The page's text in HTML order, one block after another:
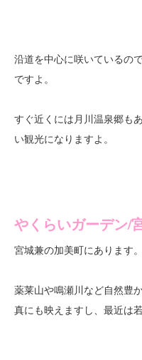
沿道を中心に咲いているの
ですよ。
すぐ近くには月川温泉郷も
い観光になりますよ。
やくらいガーデン/
宮城兼の加美町にあります。
薬莱山や鳴瀬川など自然豊
真にも映えますし、最近は